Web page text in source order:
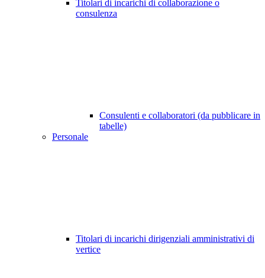
Titolari di incarichi di collaborazione o
consulenza
Consulenti e collaboratori (da pubblicare in
tabelle)
Personale
Titolari di incarichi dirigenziali amministrativi di
vertice